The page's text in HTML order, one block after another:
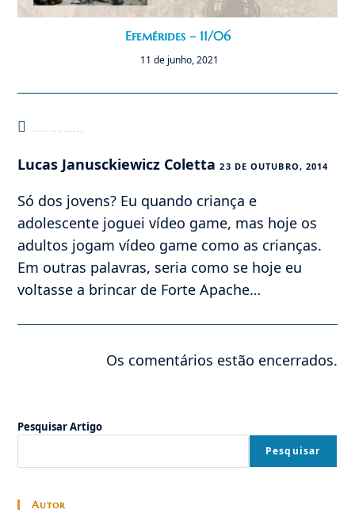
Efemérides – 11/06
11 de junho, 2021
Este post tem um comentário
Lucas Janusckiewicz Coletta23 DE OUTUBRO, 2014
Só dos jovens? Eu quando criança e
adolescente joguei vídeo game, mas hoje os
adultos jogam vídeo game como as crianças.
Em outras palavras, seria como se hoje eu
voltasse a brincar de Forte Apache…
Os comentários estão encerrados.
Pesquisar Artigo
Pesquisar
Autor